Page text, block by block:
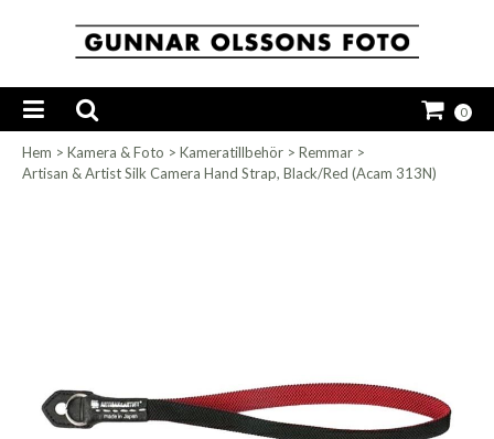
0
Hem > Kamera & Foto > Kameratillbehör > Remmar >
Artisan & Artist Silk Camera Hand Strap, Black/Red (Acam 313N)